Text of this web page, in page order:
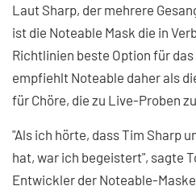
Laut Sharp, der mehrere
ist die Noteable Mask die in
Richtlinien beste Option für das
empfiehlt Noteable daher als
für Chöre, die zu Live-Proben
"Als ich hörte, dass Tim Sharp
hat, war ich begeistert", sagte
Entwickler der Noteable-